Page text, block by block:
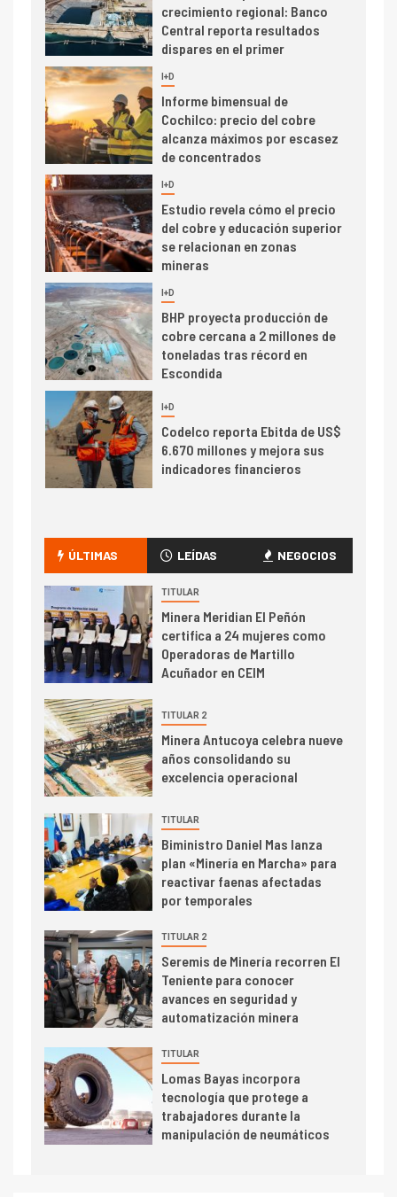
crecimiento regional: Banco
Central reporta resultados
dispares en el primer
4 I+D
Informe bimensual de
Cochilco: precio del cobre
alcanza máximos por escasez
de concentrados
5 I+D
Estudio revela cómo el precio
del cobre y educación superior
se relacionan en zonas
mineras
6 I+D
BHP proyecta producción de
cobre cercana a 2 millones de
toneladas tras récord en
Escondida
I+D
Codelco reporta Ebitda de US$
6.670 millones y mejora sus
indicadores financieros
camión 100% eléctrico para
transportar cátodos al Puerto
de San Antonio
2
I+D
Producción minera en mayo de
2026 cae 10,6%
3 I+D
PIB minero impacta el
crecimiento regional: Banco
Central reporta resultados
trimestre
4 I+D
Informe bimensual de
Cochilco: precio del cobre
alcanza máximos por escasez
de concentrados
5 I+D
Estudio revela cómo el precio
del cobre y educación superior
se relacionan en zonas
mineras
I+D
BHP proyecta producción de
cobre cercana a 2 millones de
toneladas tras récord en
Escondida
ÚLTIMAS LEÍDAS NEGOCIOS
TITULAR
Minera Meridian El Peñón
certifica a 24 mujeres como
Operadoras de Martillo
Acuñador en CEIM
TITULAR 2
Minera Antucoya celebra nueve
años consolidando su
excelencia operacional
TITULAR
Biministro Daniel Mas lanza
plan «Minería en Marcha» para
reactivar faenas afectadas
por temporales
TITULAR 2
Seremis de Minería recorren El
Teniente para conocer
avances en seguridad y
automatización minera
TITULAR
Lomas Bayas incorpora
tecnología que protege a
trabajadores durante la
manipulación de neumáticos